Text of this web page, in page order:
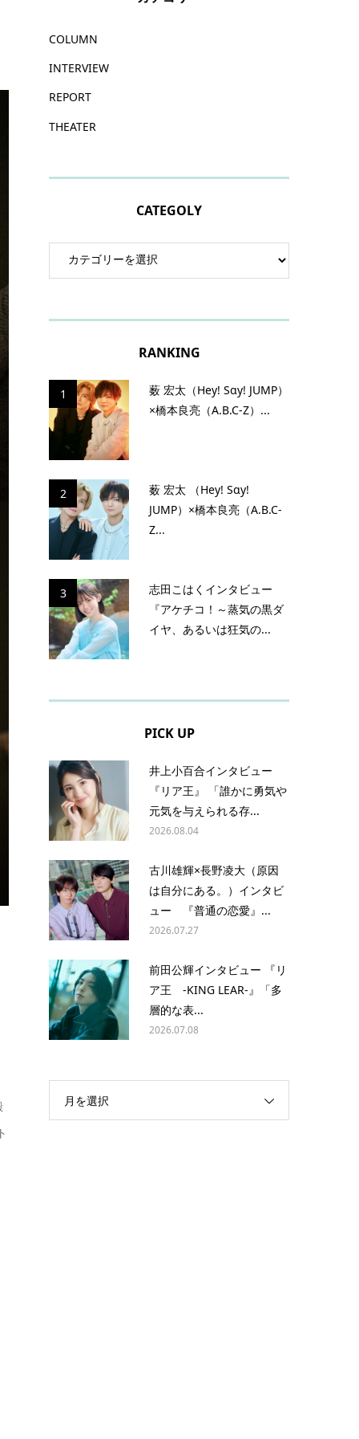
COLUMN
INTERVIEW
REPORT
THEATER
CATEGOLY
RANKING
1
薮 宏太（Hey! Sɑy! JUMP）
×橋本良亮（A.B.C-Z）...
2
薮 宏太 （Hey! Sɑy!
JUMP）×橋本良亮（A.B.C-
Z...
3
志田こはくインタビュー
『アケチコ！～蒸気の黒ダ
イヤ、あるいは狂気の...
PICK UP
井上小百合インタビュー
『リア王』 「誰かに勇気や
元気を与えられる存...
2026.08.04
古川雄輝×長野凌大（原因
は自分にある。）インタビ
ュー 『普通の恋愛』...
2026.07.27
前田公輝インタビュー 『リ
ア王 -KING LEAR-』「多
層的な表...
2026.07.08
月を選択